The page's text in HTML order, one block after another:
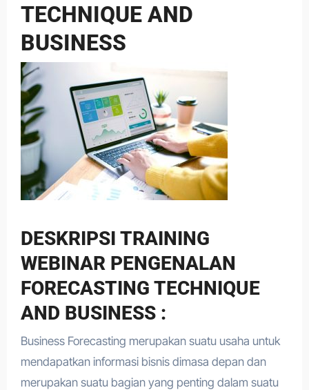
TECHNIQUE AND
BUSINESS
DESKRIPSI TRAINING
WEBINAR PENGENALAN
FORECASTING TECHNIQUE
AND BUSINESS :
Business Forecasting merupakan suatu usaha untuk
mendapatkan informasi bisnis dimasa depan dan
merupakan suatu bagian yang penting dalam suatu